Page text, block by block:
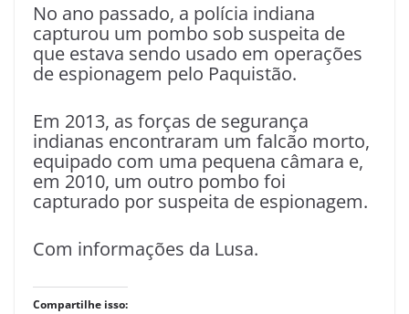
No ano passado, a polícia indiana
capturou um pombo sob suspeita de
que estava sendo usado em operações
de espionagem pelo Paquistão.
Em 2013, as forças de segurança
indianas encontraram um falcão morto,
equipado com uma pequena câmara e,
em 2010, um outro pombo foi
capturado por suspeita de espionagem.
Com informações da Lusa.
Compartilhe isso: